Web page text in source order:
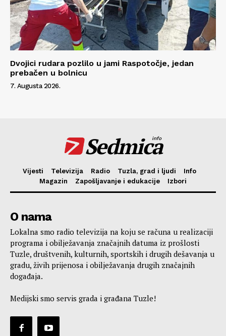
Dvojici rudara pozlilo u jami Raspotočje, jedan
prebačen u bolnicu
7. Augusta 2026.
Sedmica
info
Vijesti Televizija Radio Tuzla, grad i ljudi
Info
Magazin
Zapošljavanje i edukacije Izbori
O nama
Lokalna smo radio televizija na koju se računa u realizaciji
programa i obilježavanja značajnih datuma iz prošlosti
Tuzle, društvenih, kulturnih, sportskih i drugih dešavanja u
gradu, živih prijenosa i obilježavanja drugih značajnih
događaja.
Medijski smo servis grada i građana Tuzle!